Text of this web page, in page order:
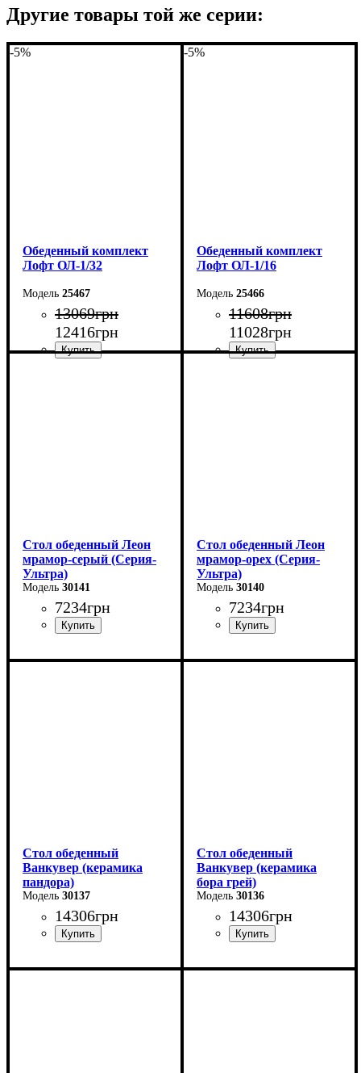
Другие товары той же серии:
-5%
Обеденный комплект
Лофт ОЛ-1/32
25467
13069грн
12416грн
-5%
Обеденный комплект
Лофт ОЛ-1/16
25466
11608грн
11028грн
Стол обеденный Леон
мрамор-серый (Серия-
Ультра)
30141
7234грн
Длина - 120 (+40) см
Стол обеденный Леон
мрамор-орех (Серия-
Ультра)
30140
7234грн
Длина - 120 (+40) см
Стол обеденный
Ванкувер (керамика
пандора)
30137
14306грн
Длина - 120 (+60) см
Стол обеденный
Ванкувер (керамика
бора грей)
30136
14306грн
Длина - 120 (+60) см